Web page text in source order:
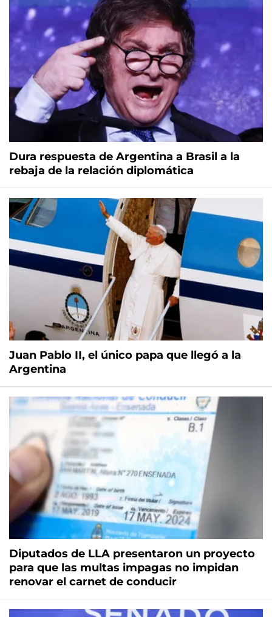
Dura respuesta de Argentina a Brasil a la
rebaja de la relación diplomática
Juan Pablo II, el único papa que llegó a la
Argentina
Diputados de LLA presentaron un proyecto
para que las multas impagas no impidan
renovar el carnet de conducir